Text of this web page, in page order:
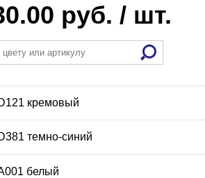
руб. / шт.
кремовый
темно-синий
белый